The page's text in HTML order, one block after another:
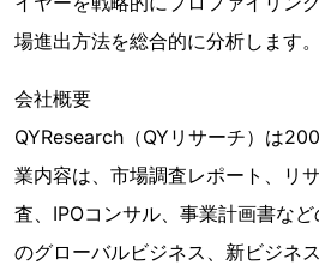
場進出方法を総合的に分析します。
会社概要
QYResearch（QYリサーチ）は
業内容は、市場調査レポート、リ
査、IPOコンサル、事業計画書な
のグローバルビジネス、新ビジネ